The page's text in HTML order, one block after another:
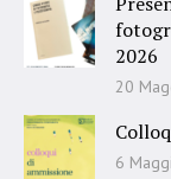
2026
20
6